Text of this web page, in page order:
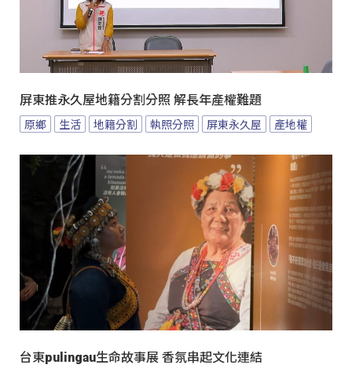
屏東推永久屋地籍分割分照 解長年產權難題
原鄉 生活 地籍分割 執照分照 屏東永久屋 產地權
台東pulingau生命故事展 香氛串起文化連結